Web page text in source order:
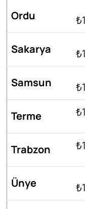
Ordu
Sakarya
Samsun
Terme
Trabzon
Ünye